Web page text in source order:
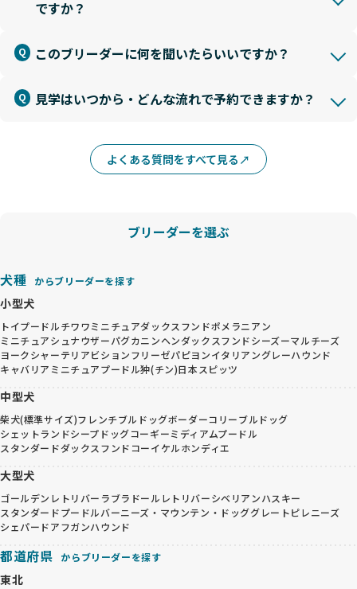
ですか？
このブリーダーに何を聞いたらいいですか？
見学はいつから・どんな流れで予約できますか？
よくある質問をすべて見る
ブリーダーを選ぶ
犬種 からブリーダーを探す
小型犬
トイプードルチワワミニチュアダックスフンドポメラニアン
ミニチュアシュナウザーパグカニンヘンダックスフンドシーズーマルチーズ
ヨークシャーテリアビションフリーゼパピヨンイタリアングレーハウンド
キャバリア ミニチュアプードル狆(チン)日本スピッツ
中型犬
柴犬(標準サイズ)フレンチブルドッグボーダーコリーブルドッグ
シェットランドシープドッグコーギーミディアムプードル
スタンダードダックスフンドコーイケルホンディエ
大型犬
ゴールデンレトリバー ラブラドールレトリバーシベリアンハスキー
スタンダードプードルバーニーズ・マウンテン・ドッググレートピレニーズ
シェパードアフガンハウンド
都道府県 からブリーダーを探す
東北